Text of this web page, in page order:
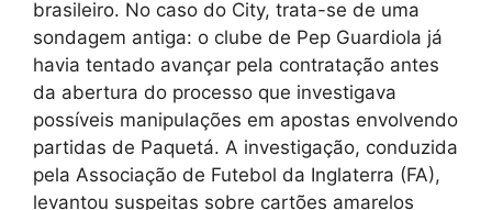
brasileiro. No caso do City, trata-se de uma
sondagem antiga: o clube de Pep Guardiola já
havia tentado avançar pela contratação antes
da abertura do processo que investigava
possíveis manipulações em apostas envolvendo
partidas de Paquetá. A investigação, conduzida
pela Associação de Futebol da Inglaterra (FA),
levantou suspeitas sobre cartões amarelos